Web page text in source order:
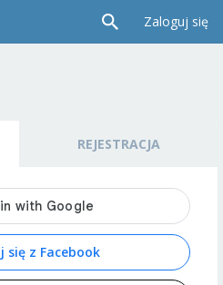
Zaloguj się
REJESTRACJA
się z Facebook